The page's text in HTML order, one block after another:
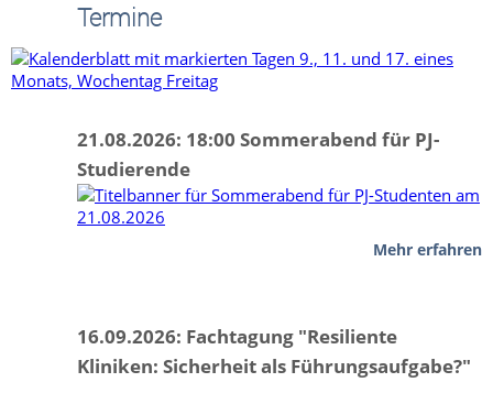
Termine
21.08.2026: 18:00 Sommerabend für PJ-
Studierende
Mehr erfahren
16.09.2026: Fachtagung "Resiliente
Kliniken: Sicherheit als Führungsaufgabe?"